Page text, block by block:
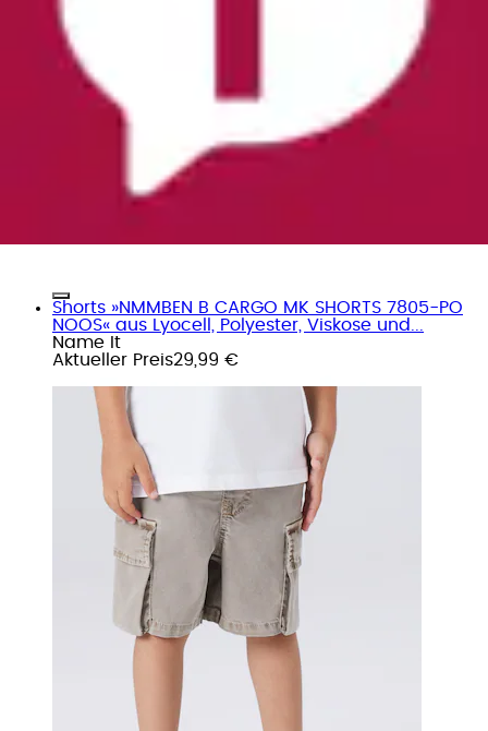
Shorts »NMMBEN B CARGO MK SHORTS 7805-PO
NOOS« aus Lyocell, Polyester, Viskose und...
Name It
Aktueller Preis29,99 €